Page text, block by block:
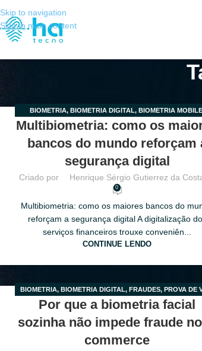
Skip to navigation
Skip to main content
02
MAIO
BIOMETRIA, BIOMETRIA DIGITAL, BIOMETRIA MOBILE
MULTIBIOMETRIA,MULTIFATOR
Multibiometria: como os
bancos do mundo reforçam
segurança digital
Criado por Henrique Sérgio Gutierrez da
0
Multibiometria: como os maiores bancos do
reforçam a segurança digital A digitalização
serviços financeiros trouxe conveniên...
CONTINUE LENDO
18BIOMETRIA, BIOMETRIA DIGITAL, FRAUDES, PROVA DE
PELO CELULAR
Por que a biometria facial
sozinha não impede fraude
commerce